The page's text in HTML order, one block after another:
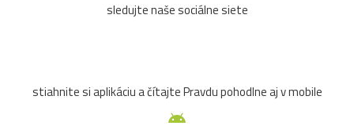
sledujte naše sociálne siete
stiahnite si aplikáciu a čítajte Pravdu pohodlne aj v mobile